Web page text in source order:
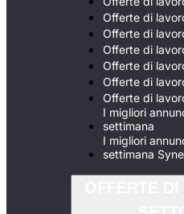
Offerte di
Offerte di
Offerte di
Offerte di
Offerte di
Offerte di
I migliori
settimana
I migliori
settimana